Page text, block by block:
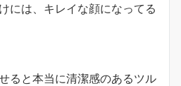
には、キレイな顔になってる
ると本当に清潔感のあるツル